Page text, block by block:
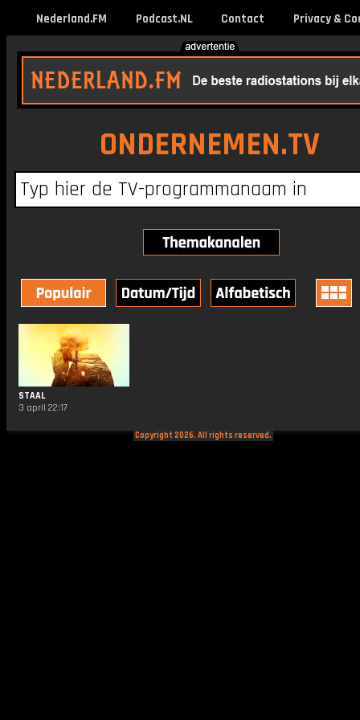
Nederland.FM Podcast.NL Contact Privacy &
ONDERNEMEN.TV
STAAL
3 april 22:17
Copyright 2026. All rights reserved.